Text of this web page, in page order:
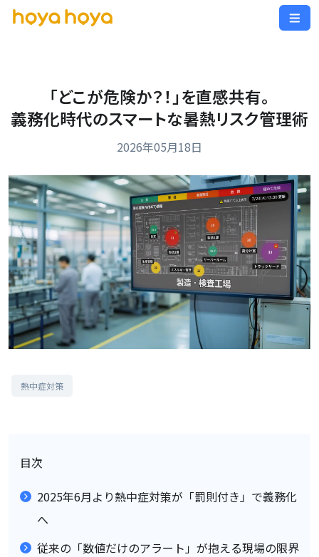
「どこが危険か？！」を直感共有。
義務化時代のスマートな暑熱リスク管理術
2026年05月18日
熱中症対策
目次
2025年6月より熱中症対策が「罰則付き」で義務化
へ
従来の「数値だけのアラート」が抱える現場の限界